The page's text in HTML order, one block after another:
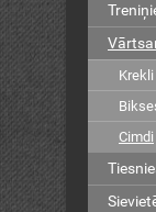
Krekli
Cimdi